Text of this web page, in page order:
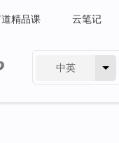
精品课 云笔记
中英